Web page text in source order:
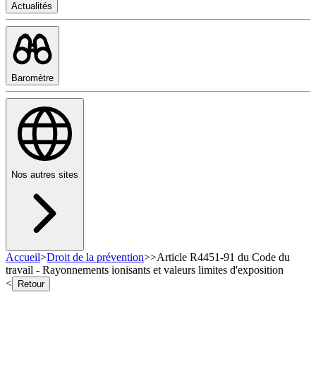
Actualités
Baromètre
Nos autres sites
Accueil>Droit de la prévention>>Article R4451-91 du Code du
travail - Rayonnements ionisants et valeurs limites d'exposition
<
Retour